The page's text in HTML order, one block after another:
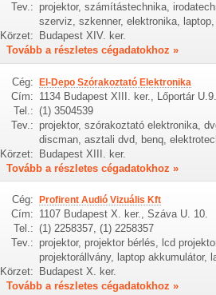
Tev.: projektor, számítástechnika,
szerviz, szkenner, elektronika,
Körzet:
Budapest XIV. ker.
Tovább a részletes cégadatokhoz »
Cég: El-Depo Szórakoztató Elektronika
Cím: 1134 Budapest XIII. ker., Lőportár U.9.
Tel.: (1) 3504539
Tev.: projektor, szórakoztató elektronika,
discman, asztali dvd, benq,
Körzet: Budapest XIII. ker.
Tovább a részletes cégadatokhoz »
Cég: Profirent Audió Vizuális Kft
Cím: 1107 Budapest X. ker., Száva U. 10.
Tel.: (1) 2258357, (1) 2258357
Tev.: projektor, projektor bérlés, lcd
projektorállvány, laptop akkumulátor,
Körzet:
Budapest X. ker.
Tovább a részletes cégadatokhoz »